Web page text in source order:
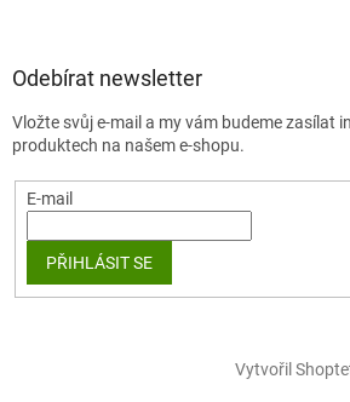
Odebírat newsletter
Vložte svůj e-mail a my vám budeme zasílat
produktech na našem e-shopu.
E-mail
PŘIHLÁSIT SE
Vytvořil